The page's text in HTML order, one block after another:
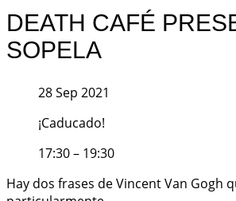
DEATH CAFÉ
SOPELA
28 Sep 2021
¡Caducado!
17:30 – 19:30
Hay dos frases de Vincent Van Gogh